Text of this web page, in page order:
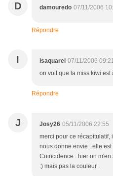
D damouredo 07/11/2006
Répondre
I isaquarel 07/11/2006
on voit que la miss kiwi est
Répondre
J Josy26 05/11/2006 22:55
merci pour ce récapitulatif,
nous donne envie . elle
Coincidence : hier on
:) mais pas la couleur .